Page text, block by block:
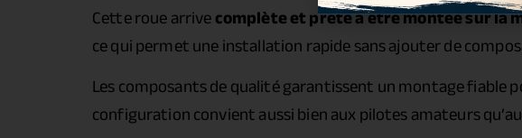
Cette roue arrivecomplète et prête à être montée sur la
ce qui permet une installation rapide sans ajouter de
Les composants de qualité garantissent un montage fiable
configuration convient aussi bien aux pilotes amateurs